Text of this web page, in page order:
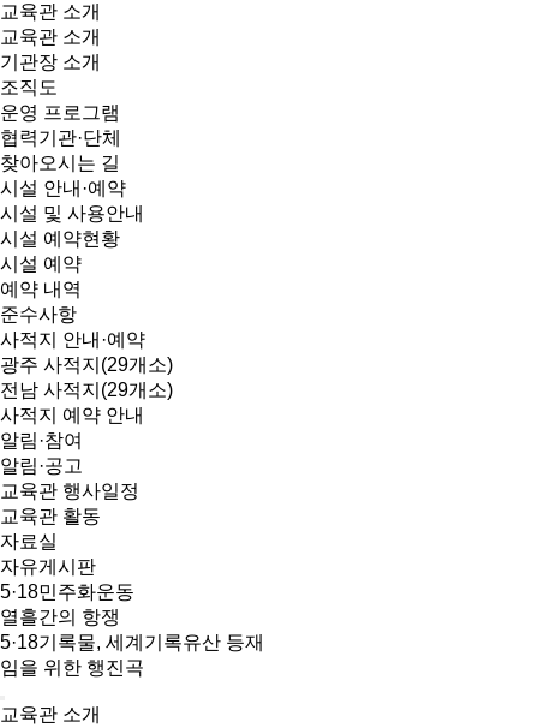
교육관 소개
교육관 소개
기관장 소개
조직도
운영 프로그램
협력기관·단체
찾아오시는 길
시설 안내·예약
시설 및 사용안내
시설 예약현황
시설 예약
예약 내역
준수사항
사적지 안내·예약
광주 사적지(29개소)
전남 사적지(29개소)
사적지 예약 안내
알림·참여
알림·공고
교육관 행사일정
교육관 활동
자료실
자유게시판
5·18민주화운동
열흘간의 항쟁
5·18기록물, 세계기록유산 등재
임을 위한 행진곡
교육관 소개